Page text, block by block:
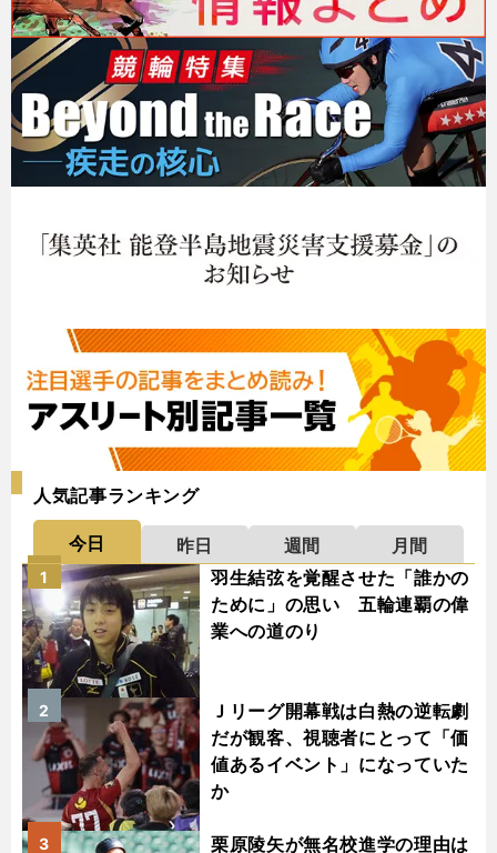
人気記事ランキング
今日 昨日 週間
月間
羽生結弦を覚醒させた「誰かの
ために」の思い 五輪連覇の偉
業への道のり
1
Ｊリーグ開幕戦は白熱の逆転劇
だが観客、視聴者にとって「価
値あるイベント」になっていた
か
2
栗原陵矢が無名校進学の理由は
3